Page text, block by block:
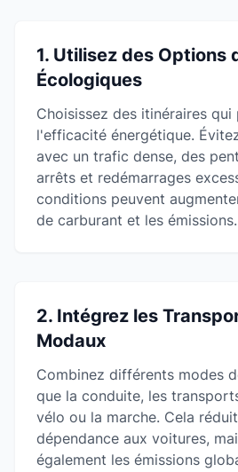
1. Utilisez des Options
Écologiques
Choisissez des itinéraires qui
l'efficacité énergétique.
avec un trafic dense, des
arrêts et redémarrages
conditions peuvent
de carburant et les émissions.
2. Intégrez les
Modaux
Combinez différents modes
que la conduite, les
vélo ou la marche. Cela
dépendance aux voitures,
également les émissions